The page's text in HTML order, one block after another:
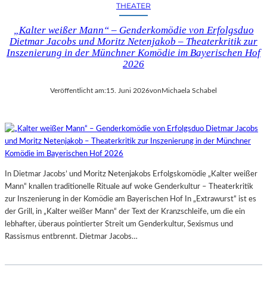
THEATER
„Kalter weißer Mann“ – Genderkomödie von Erfolgsduo
Dietmar Jacobs und Moritz Netenjakob – Theaterkritik zur
Inszenierung in der Münchner Komödie im Bayerischen Hof
2026
Veröffentlicht am:15. Juni 2026vonMichaela Schabel
In Dietmar Jacobs’ und Moritz Netenjakobs Erfolgskomödie „Kalter weißer
Mann“ knallen traditionelle Rituale auf woke Genderkultur – Theaterkritik
zur Inszenierung in der Komödie am Bayerischen Hof In „Extrawurst“ ist es
der Grill, in „Kalter weißer Mann“ der Text der Kranzschleife, um die ein
lebhafter, überaus pointierter Streit um Genderkultur, Sexismus und
Rassismus entbrennt. Dietmar Jacobs…